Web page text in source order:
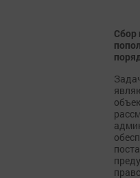
Сбор